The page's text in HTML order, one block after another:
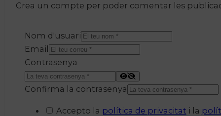
Crea un compte per poder comentar les
Nom d'usuari
Email
Contrasenya
Confirma la contrasenya
Accepto la política de privacitat i la